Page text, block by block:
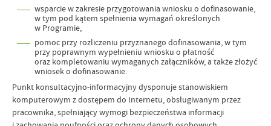
wsparcie w zakresie przygotowania wniosku o dofinasowanie,
w tym pod kątem spełnienia wymagań określonych
w Programie,
pomoc przy rozliczeniu przyznanego dofinasowania, w tym
przy poprawnym wypełnieniu wniosku o płatność
oraz kompletowaniu wymaganych załączników, a także złożyć
wniosek o dofinasowanie.
Punkt konsultacyjno-informacyjny dysponuje stanowiskiem
komputerowym z dostępem do Internetu, obsługiwanym przez
pracownika, spełniający wymogi bezpieczeństwa informacji